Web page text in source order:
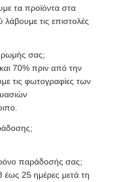
τα προϊόντα στα
τις επιστολές
σας;
70% πριν από την
τις φωτογραφίες των
παράδοσής σας;
έως 25 ημέρες μετά τη